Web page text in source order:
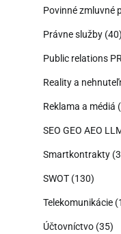
Povinné zmluvné
Právne služby (40)
Public relations PR
Reality a
Reklama a médiá
SEO GEO AEO
Smartkontrakty
SWOT (130)
Telekomunikácie
Účtovníctvo (35)